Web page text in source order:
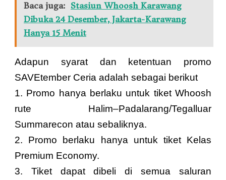
Baca juga: Stasiun Whoosh Karawang
Dibuka 24 Desember, Jakarta-Karawang
Hanya 15 Menit
Adapun syarat dan ketentuan promo
SAVEtember Ceria adalah sebagai berikut
1.⁠ ⁠Promo hanya berlaku untuk tiket Whoosh
rute Halim–Padalarang/Tegalluar
Summarecon atau sebaliknya.
2.⁠ ⁠Promo berlaku hanya untuk tiket Kelas
Premium Economy.
3.⁠ ⁠Tiket dapat dibeli di semua saluran